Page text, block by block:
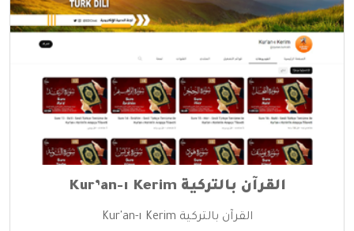
القرآن بالتركية Kur’an-ı Kerim
القرآن بالتركية Kur'an-ı Kerim